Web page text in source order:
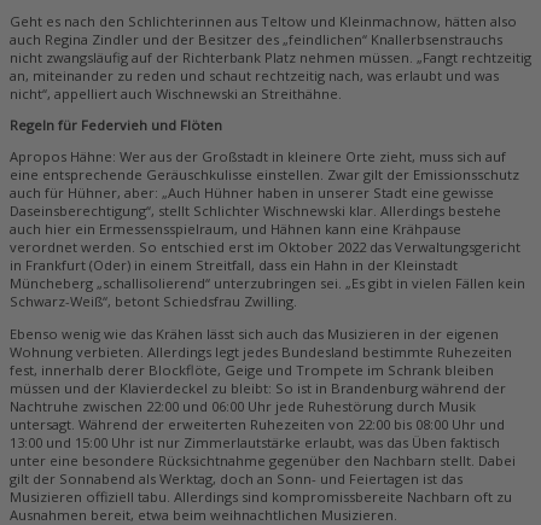
Geht es nach den Schlichterinnen aus Teltow und Kleinmachnow, hätten also
auch Regina Zindler und der Besitzer des „feindlichen“ Knallerbsenstrauchs
nicht zwangsläufig auf der Richterbank Platz nehmen müssen. „Fangt rechtzeitig
an, miteinander zu reden und schaut rechtzeitig nach, was erlaubt und was
nicht“, appelliert auch Wischnewski an Streithähne.
Regeln für Federvieh und Flöten
Apropos Hähne: Wer aus der Großstadt in kleinere Orte zieht, muss sich auf
eine entsprechende Geräuschkulisse einstellen. Zwar gilt der Emissionsschutz
auch für Hühner, aber: „Auch Hühner haben in unserer Stadt eine gewisse
Daseinsberechtigung“, stellt Schlichter Wischnewski klar. Allerdings bestehe
auch hier ein Ermessensspielraum, und Hähnen kann eine Krähpause
verordnet werden. So entschied erst im Oktober 2022 das Verwaltungsgericht
in Frankfurt (Oder) in einem Streitfall, dass ein Hahn in der Kleinstadt
Müncheberg „schallisolierend“ unterzubringen sei. „Es gibt in vielen Fällen kein
Schwarz-Weiß“, betont Schiedsfrau Zwilling.
Ebenso wenig wie das Krähen lässt sich auch das Musizieren in der eigenen
Wohnung verbieten. Allerdings legt jedes Bundesland bestimmte Ruhezeiten
fest, innerhalb derer Blockflöte, Geige und Trompete im Schrank bleiben
müssen und der Klavierdeckel zu bleibt: So ist in Brandenburg während der
Nachtruhe zwischen 22:00 und 06:00 Uhr jede Ruhestörung durch Musik
untersagt. Während der erweiterten Ruhezeiten von 22:00 bis 08:00 Uhr und
13:00 und 15:00 Uhr ist nur Zimmerlautstärke erlaubt, was das Üben faktisch
unter eine besondere Rücksichtnahme gegenüber den Nachbarn stellt. Dabei
gilt der Sonnabend als Werktag, doch an Sonn- und Feiertagen ist das
Musizieren offiziell tabu. Allerdings sind kompromissbereite Nachbarn oft zu
Ausnahmen bereit, etwa beim weihnachtlichen Musizieren.